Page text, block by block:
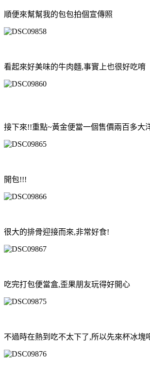
順便來幫幫我的包包拍個宣傳照
看起來好美味的牛肉麵,事實上也很好吃唷
接下來!!重點~黃金便當一個售價兩百多大
開包!!!
很大的排骨迎接而來,非常好食!
吃完打包便當盒,歪果朋友玩得好開心
不過時在熱到吃不太下了,所以先來杯冰塊